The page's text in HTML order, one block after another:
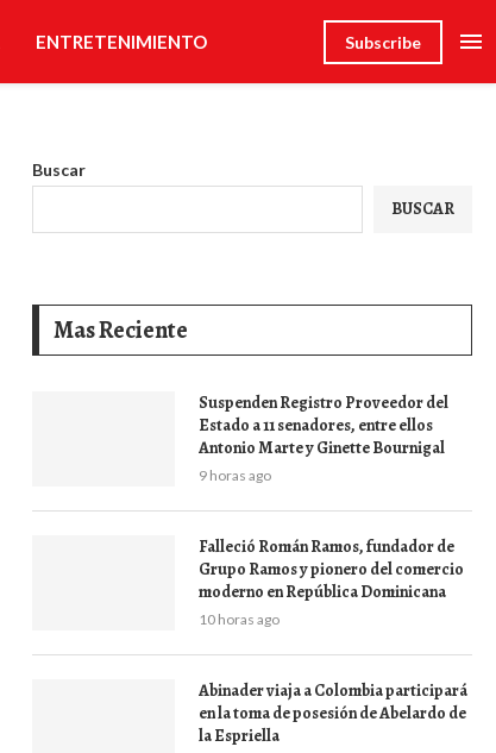
ENTRETENIMIENTO Subscribe
Buscar
BUSCAR
Mas Reciente
Suspenden Registro Proveedor del
Estado a 11 senadores, entre ellos
Antonio Marte y Ginette Bournigal
9 horas ago
Falleció Román Ramos, fundador de
Grupo Ramos y pionero del comercio
moderno en República Dominicana
10 horas ago
Abinader viaja a Colombia participará
en la toma de posesión de Abelardo de
la Espriella